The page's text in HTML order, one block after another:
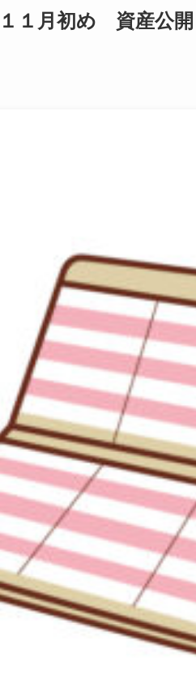
１１月初め 資産公